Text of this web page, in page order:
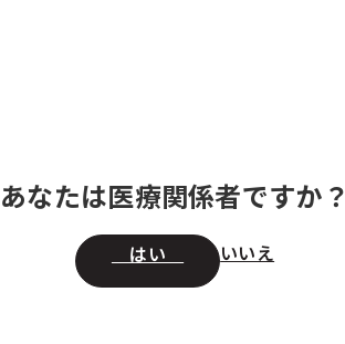
あなたは医療関係者ですか？
はい いいえ